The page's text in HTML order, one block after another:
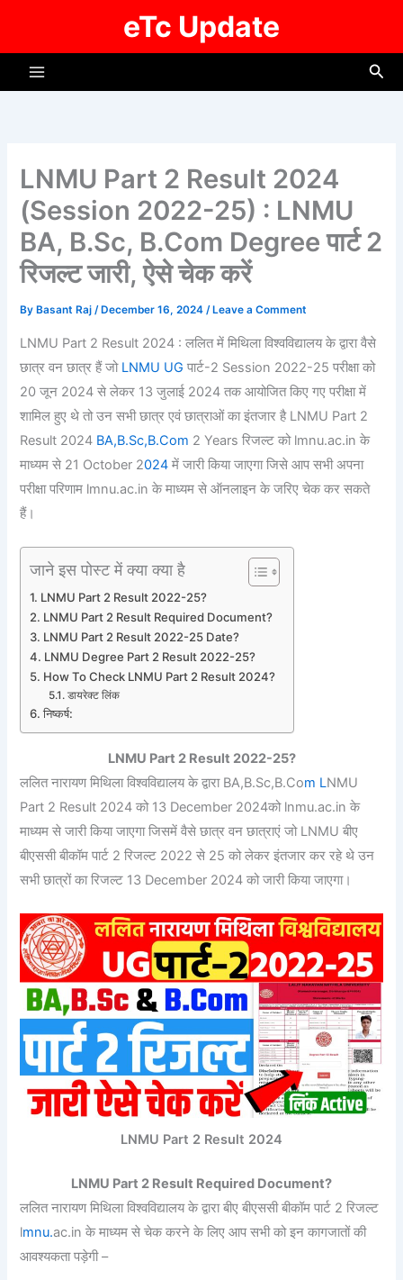
eTc Update
LNMU Part 2 Result 2024
(Session 2022-25) : LNMU
BA, B.Sc, B.Com Degree पार्ट 2
रिजल्ट जारी, ऐसे चेक करें
By Basant Raj/ December 16, 2024/ Leave a Comment
LNMU Part 2 Result 2024 : ललित में मिथिला विश्वविद्यालय के द्वारा वैसे
छात्र वन छात्र हैं जोLNMU UG पार्ट-2 Session 2022-25 परीक्षा को
20 जून 2024 से लेकर 13 जुलाई 2024 तक आयोजित किए गए परीक्षा में
शामिल हुए थे तो उन सभी छात्र एवं छात्राओं का इंतजार है LNMU Part 2
Result 2024 BA,B.Sc,B.Com 2 Years रिजल्ट को lmnu.ac.in के
माध्यम से 21 October 2024 में जारी किया जाएगा जिसे आप सभी अपना
परीक्षा परिणाम lmnu.ac.in के माध्यम से ऑनलाइन के जरिए चेक कर सकते
हैं।
जाने इस पोस्ट में क्या क्या है
LNMU Part 2 Result 2022-25?
LNMU Part 2 Result Required Document?
LNMU Part 2 Result 2022-25 Date?
LNMU Degree Part 2 Result 2022-25?
How To Check LNMU Part 2 Result 2024?
डायरेक्ट लिंक
निष्कर्ष:
LNMU Part 2 Result 2022-25?
ललित नारायण मिथिला विश्वविद्यालय के द्वारा BA,B.Sc,B.Com LNMU
Part 2 Result 2024 को 13 December 2024को lnmu.ac.in के
माध्यम से जारी किया जाएगा जिसमें वैसे छात्र वन छात्राएं जो LNMU बीए
बीएससी बीकॉम पार्ट 2 रिजल्ट 2022 से 25 को लेकर इंतजार कर रहे थे उन
सभी छात्रों का रिजल्ट 13 December 2024 को जारी किया जाएगा।
LNMU Part 2 Result 2024
LNMU Part 2 Result Required Document?
ललित नारायण मिथिला विश्वविद्यालय के द्वारा बीए बीएससी बीकॉम पार्ट 2 रिजल्ट
lmnu.ac.in के माध्यम से चेक करने के लिए आप सभी को इन कागजातों की
आवश्यकता पड़ेगी –